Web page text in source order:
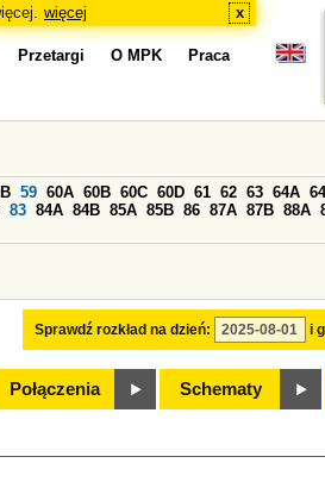
więcej x
Przetargi O MPK Praca
Sprawdź rozkład na dzień: i
59 60A 60B 60C 60D 61 62 63 64A
83 84A 84B 85A 85B 86 87A 87B 88A
Połączenia Schematy